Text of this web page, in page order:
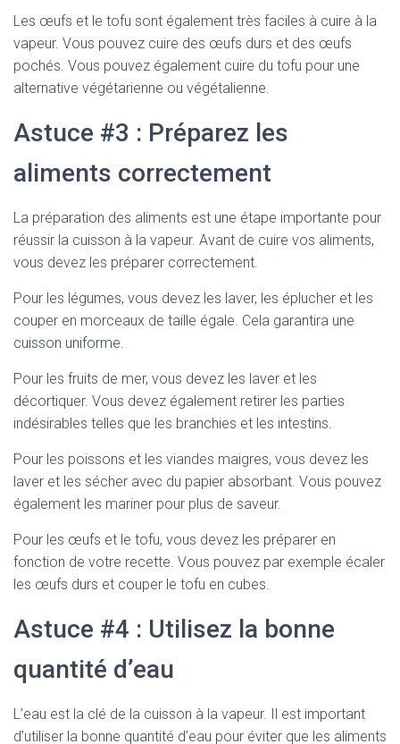
Les œufs et le tofu sont également très faciles à cuire à la
vapeur. Vous pouvez cuire des œufs durs et des œufs
pochés. Vous pouvez également cuire du tofu pour une
alternative végétarienne ou végétalienne.
Astuce #3 : Préparez les
aliments correctement
La préparation des aliments est une étape importante pour
réussir la cuisson à la vapeur. Avant de cuire vos aliments,
vous devez les préparer correctement.
Pour les légumes, vous devez les laver, les éplucher et les
couper en morceaux de taille égale. Cela garantira une
cuisson uniforme.
Pour les fruits de mer, vous devez les laver et les
décortiquer. Vous devez également retirer les parties
indésirables telles que les branchies et les intestins.
Pour les poissons et les viandes maigres, vous devez les
laver et les sécher avec du papier absorbant. Vous pouvez
également les mariner pour plus de saveur.
Pour les œufs et le tofu, vous devez les préparer en
fonction de votre recette. Vous pouvez par exemple écaler
les œufs durs et couper le tofu en cubes.
Astuce #4 : Utilisez la bonne
quantité d’eau
L’eau est la clé de la cuisson à la vapeur. Il est important
d’utiliser la bonne quantité d’eau pour éviter que les aliments